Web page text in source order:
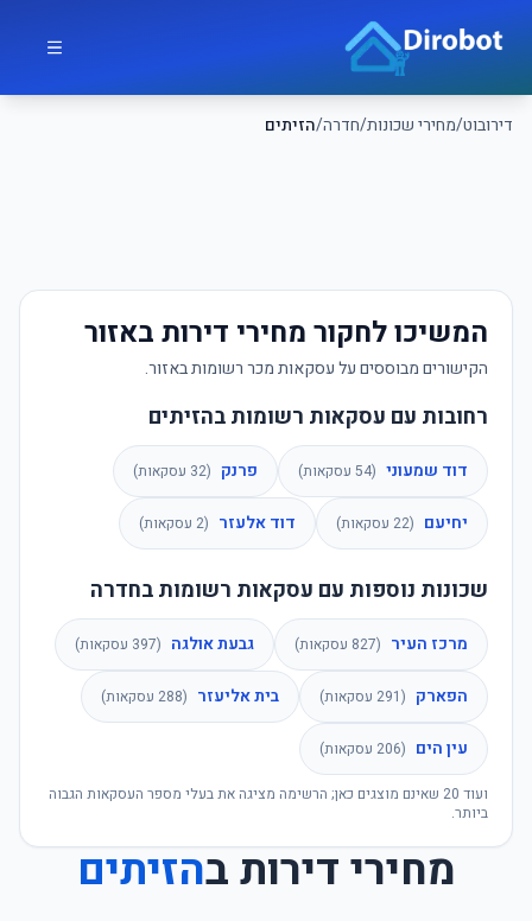
דירובוט/מחירי שכונות/חדרה/הזיתים
דירובוט
המשיכו לחקור מחירי דירות באזור
הקישורים מבוססים על עסקאות מכר רשומות באזור.
רחובות עם עסקאות רשומות בהזיתים
דוד שמעוני (
54 עסקאות) פרנק (
32 עסקאות)
יחיעם (
22 עסקאות) דוד אלעזר (
2 עסקאות)
שכונות נוספות עם עסקאות רשומות בחדרה
מרכז העיר (
827 עסקאות) גבעת אולגה (
397 עסקאות)
הפארק (
291 עסקאות) בית אליעזר (
288 עסקאות)
עין הים (
206 עסקאות)
ועוד 20 שאינם מוצגים כאן; הרשימה מציגה את בעלי מספר העסקאות הגבוה
ביותר.
מחירי דירות בהזיתים